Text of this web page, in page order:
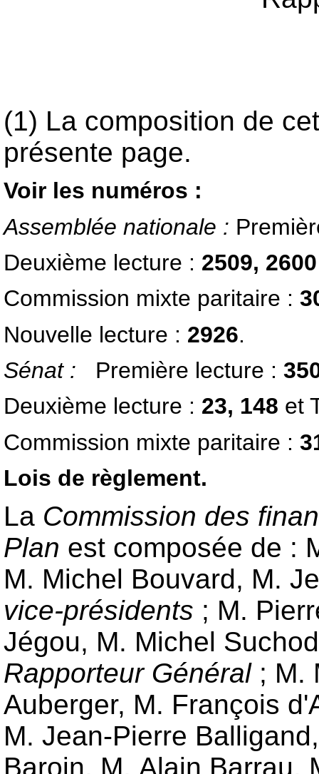
(1) La composition de
présente page.
Voir les numéros :
Assemblée nationale :
Deuxième lecture : 2509,
Commission mixte paritaire :
Nouvelle lecture : 2926.
Sénat : Première lecture :
Deuxième lecture : 23, 148 et
Commission mixte paritaire :
Lois de règlement.
La Commission des
Plan est composée de :
M. Michel Bouvard, M.
vice-présidents ; M.
Jégou, M. Michel
Rapporteur Général; M.
Auberger, M. François
M. Jean-Pierre
Baroin, M. Alain Barrau,